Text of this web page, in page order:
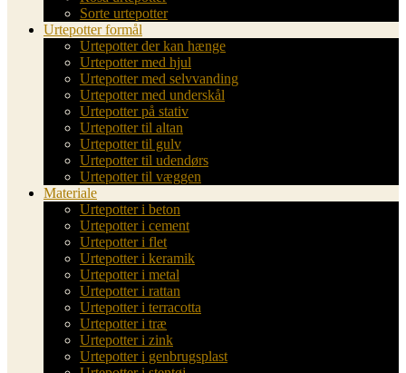
Sorte urtepotter
Urtepotter formål
Urtepotter der kan hænge
Urtepotter med hjul
Urtepotter med selvvanding
Urtepotter med underskål
Urtepotter på stativ
Urtepotter til altan
Urtepotter til gulv
Urtepotter til udendørs
Urtepotter til væggen
Materiale
Urtepotter i beton
Urtepotter i cement
Urtepotter i flet
Urtepotter i keramik
Urtepotter i metal
Urtepotter i rattan
Urtepotter i terracotta
Urtepotter i træ
Urtepotter i zink
Urtepotter i genbrugsplast